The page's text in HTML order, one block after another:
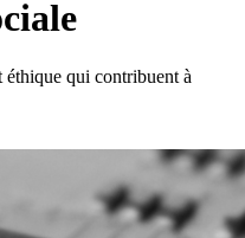
éthique qui contribuent à